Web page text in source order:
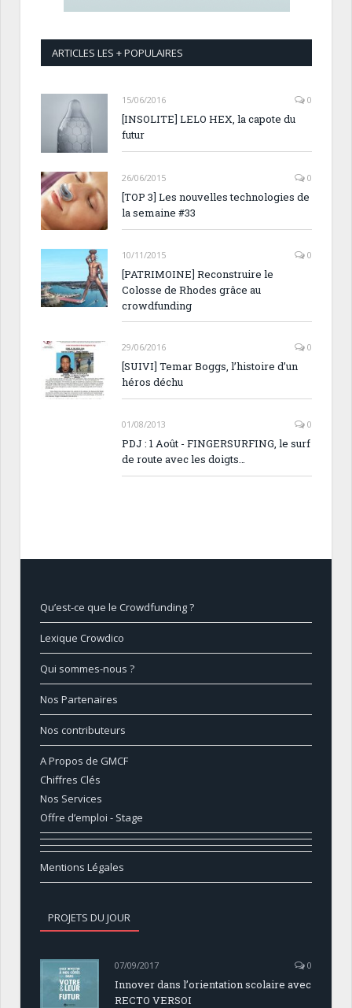
ARTICLES LES + POPULAIRES
15/06/2016 0
[INSOLITE] LELO HEX, la capote du
futur
26/06/2015 0
[TOP 3] Les nouvelles technologies de
la semaine #33
10/11/2015 0
[PATRIMOINE] Reconstruire le
Colosse de Rhodes grâce au
crowdfunding
29/06/2016 0
[SUIVI] Temar Boggs, l’histoire d’un
héros déchu
01/08/2013 0
PDJ : 1 Août - FINGERSURFING, le surf
de route avec les doigts…
Qu’est-ce que le Crowdfunding ?
Lexique Crowdico
Qui sommes-nous ?
Nos Partenaires
Nos contributeurs
A Propos de GMCF
Chiffres Clés
Nos Services
Offre d’emploi - Stage
Mentions Légales
PROJETS DU JOUR
07/09/2017 0
Innover dans l’orientation scolaire avec
RECTO VERSOI